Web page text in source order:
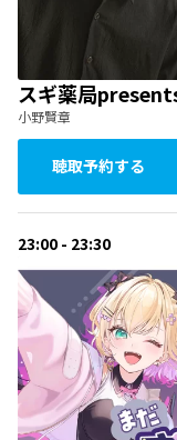
スギ薬局
小野賢章
聴取予約する
23:00 - 23:30